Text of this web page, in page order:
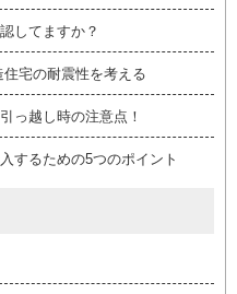
してますか？
宅の耐震性を考える
っ越し時の注意点！
するための5つのポイント